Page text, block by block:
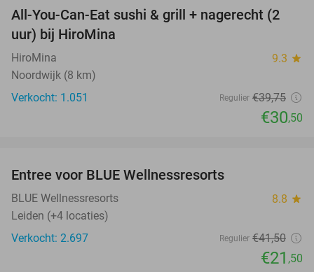
23%
All-You-Can-Eat sushi & grill + nagerecht (2
uur) bij HiroMina
HiroMina 9.3 star
Noordwijk (8 km)
Verkocht: 1.051
Regulier €39,75
€30,50
Entree voor BLUE Wellnessresorts
BLUE Wellnessresorts 8.8 star
Leiden (+4 locaties)
Verkocht: 2.697
Regulier €41,50
€21 ,50